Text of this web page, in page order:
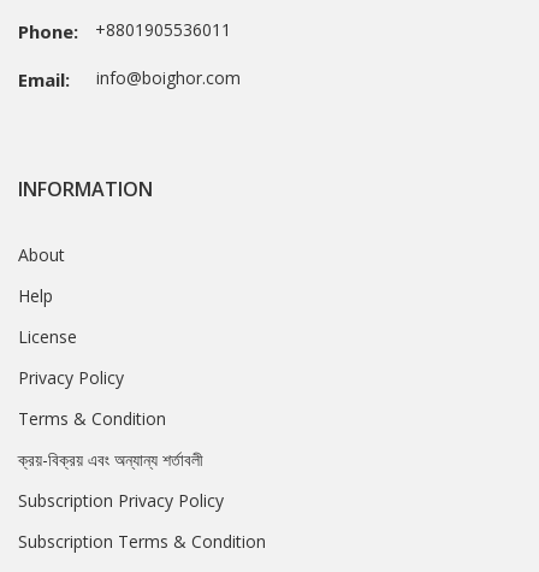
Phone: +8801905536011
Email: info@boighor.com
INFORMATION
About
Help
License
Privacy Policy
Terms & Condition
ক্রয়-বিক্রয় এবং অন্যান্য শর্তাবলী
Subscription Privacy Policy
Subscription Terms & Condition